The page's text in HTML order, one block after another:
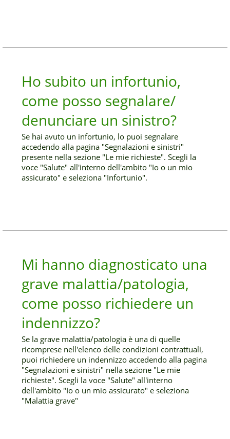
Ho subito un infortunio,
come posso segnalare/
denunciare un sinistro?
Se hai avuto un infortunio, lo puoi segnalare
accedendo alla pagina "Segnalazioni e sinistri"
presente nella sezione "Le mie richieste". Scegli la
voce "Salute" all'interno dell'ambito "Io o un mio
assicurato" e seleziona "Infortunio".
Mi hanno diagnosticato una
grave malattia/patologia,
come posso richiedere un
indennizzo?
Se la grave malattia/patologia è una di quelle
ricomprese nell'elenco delle condizioni contrattuali,
puoi richiedere un indennizzo accedendo alla pagina
"Segnalazioni e sinistri" nella sezione "Le mie
richieste". Scegli la voce "Salute" all'interno
dell'ambito "Io o un mio assicurato" e seleziona
"Malattia grave"